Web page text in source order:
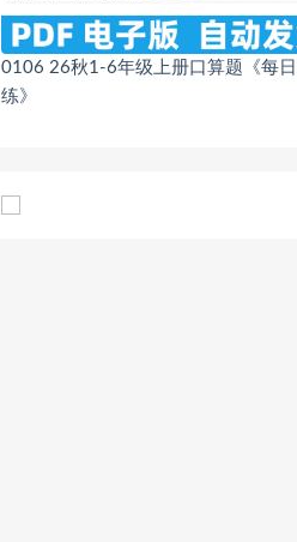
0106 26秋1-6年级上册口算题《每
练》